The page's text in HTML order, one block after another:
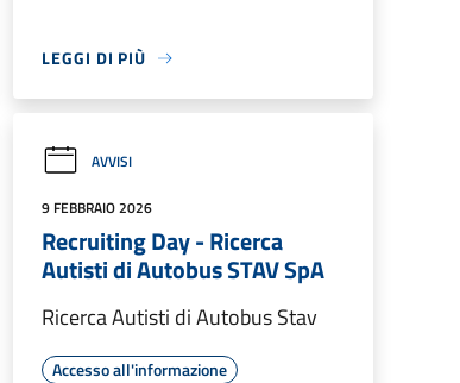
LEGGI DI PIÙ
AVVISI
9 FEBBRAIO 2026
Recruiting Day - Ricerca
Autisti di Autobus STAV SpA
Ricerca Autisti di Autobus Stav
Accesso all'informazione